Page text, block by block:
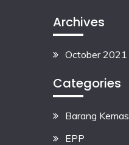
Archives
October 2021
Categories
Barang Kemas
EPP